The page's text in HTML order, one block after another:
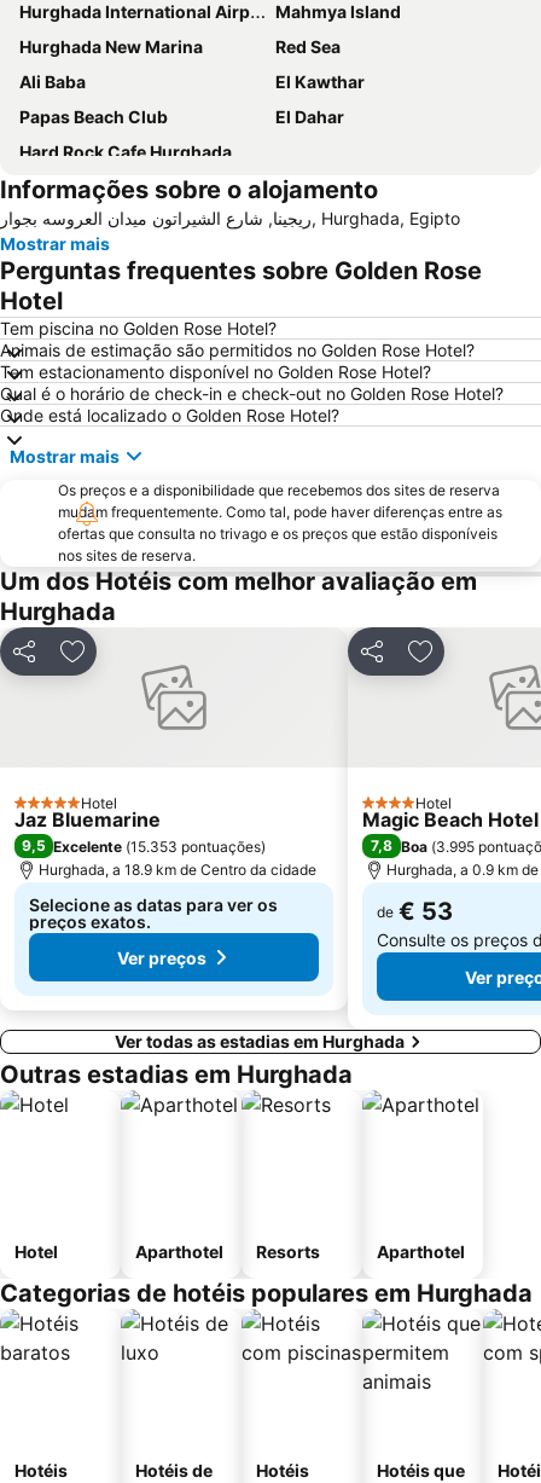
Hurghada International Airport
Mahmya Island
Hurghada New Marina
Red Sea
Ali Baba
El Kawthar
Papas Beach Club
El Dahar
Hard Rock Cafe Hurghada
Informações sobre o alojamento
ريجينا, شارع الشيراتون ميدان العروسه بجوار, Hurghada, Egipto
Mostrar mais
Perguntas frequentes sobre Golden Rose
Hotel
Tem piscina no Golden Rose Hotel?
Animais de estimação são permitidos no Golden Rose Hotel?
Tem estacionamento disponível no Golden Rose Hotel?
Qual é o horário de check-in e check-out no Golden Rose Hotel?
Onde está localizado o Golden Rose Hotel?
Mostrar mais
Os preços e a disponibilidade que recebemos dos sites de reserva
mudam frequentemente. Como tal, pode haver diferenças entre as
ofertas que consulta no trivago e os preços que estão disponíveis
nos sites de reserva.
Um dos Hotéis com melhor avaliação em
Hurghada
PartilharAdicionar aos favoritos
5 EstrelasHotel
Jaz Bluemarine
9,5 Excelente (15.353 pontuações)
Hurghada, a 18.9 km de Centro da cidade
Selecione as datas para ver os
preços exatos.
Ver preços
PartilharAdicionar
4 Estrelas
Hotel
Magic Beach
7,8 Boa (3.995
Hurghada, a 0.9 km
de € 53
Consulte os preços
Ver
Ver todas as estadias em Hurghada
Outras estadias em Hurghada
Hotel Aparthotel Resorts Aparthotel
Categorias de hotéis populares em Hurghada
Hotéis
Hotéis de
Hotéis
Hotéis que